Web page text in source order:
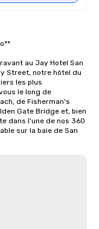
au Jay Hotel San
Street, notre hôtel du
les plus
le long de
de Fisherman's
Gate Bridge et, bien
dans l'une de nos 360
sur la baie de San